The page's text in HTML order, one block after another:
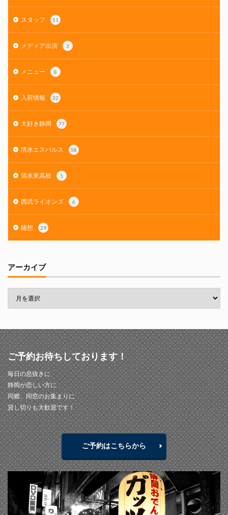
スタッフ 51
メディア出演 3
メニュー 8
入荷情報 32
大好き静岡 77
清水エスパルス 58
清水東高校 1
西武ライオンズ 6
随想 29
アーカイブ
ご予約お待ちしております！
毎日の息抜きに
静岡が恋しい方に
同郷、同窓のお集まりに
貸し切りも大歓迎です！
ご予約はこちらから